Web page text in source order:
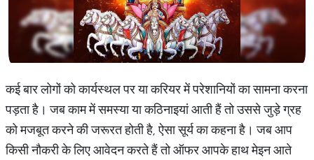
कई बार लोगों को कार्यस्थल पर या करियर में परेशानियों का सामना करना
पड़ता है। जब काम में समस्या या कठिनाइयां आती हैं तो उससे जुड़े ग्रह
को मजबूत करने की जरूरत होती है, ऐसा सूर्य का कहना है। जब आप
किसी नौकरी के लिए आवेदन करते हैं तो ऑफर आपके हाथ मेइन आते